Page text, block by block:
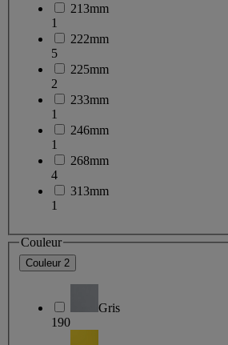
213mm
1
222mm
5
225mm
2
233mm
1
246mm
1
268mm
4
313mm
1
Couleur
Couleur 2
Gris
190